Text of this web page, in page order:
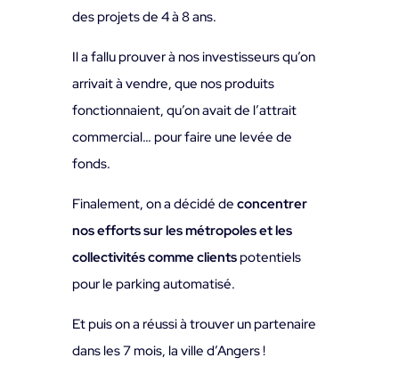
des projets de 4 à 8 ans.
Il a fallu prouver à nos investisseurs qu’on
arrivait à vendre, que nos produits
fonctionnaient, qu’on avait de l’attrait
commercial… pour faire une levée de
fonds.
Finalement, on a décidé de concentrer
nos efforts sur les métropoles et les
collectivités comme clients potentiels
pour le parking automatisé.
Et puis on a réussi à trouver un partenaire
dans les 7 mois, la ville d’Angers !